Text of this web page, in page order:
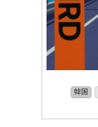
韓国